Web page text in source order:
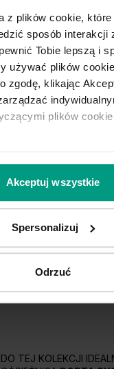
z plików cookie, które
sposób interakcji
Tobie lepszą i
używać plików
zgodę, klikając
plików
Akceptuj wszystkie
Spersonalizuj
Odrzuć
wybór
w
kolekcji, którą
DO TEJ KOLEKCJI